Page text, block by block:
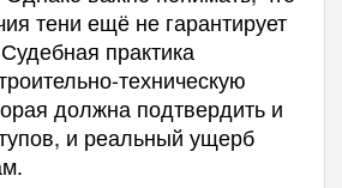
тени ещё не гарантирует
практика
техническую
должна подтвердить и
и реальный ущерб